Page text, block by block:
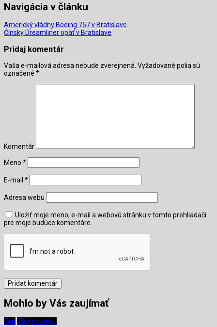
Navigácia v článku
Americký vládny Boeing 757 v Bratislave
Čínsky Dreamliner opäť v Bratislave
Pridaj komentár
Vaša e-mailová adresa nebude zverejnená. Vyžadované polia sú
označené *
Komentár
Meno *
E-mail *
Adresa webu
Uložiť moje meno, e-mail a webovú stránku v tomto prehliadači
pre moje budúce komentáre.
Mohlo by Vás zaujímať
Top Zaujímavosti